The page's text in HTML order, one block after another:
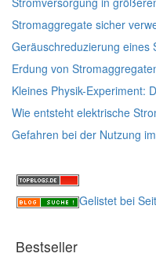
Stromaggregate sicher
Geräuschreduzierung eines
Erdung von
Kleines Physik-Experiment:
Wie entsteht elektrische
Gefahren bei der Nutzung
Gelistet bei
Bestseller